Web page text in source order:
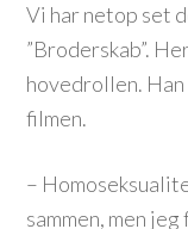
Vi har netop set
”Broderskab”.
hovedrollen.
filmen.
–
sammen, men